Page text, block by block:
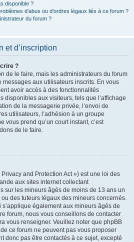
disponible ?
d’abus ou d’ordres légaux liés à ce forum ?
du forum ?
et d’inscription
?
de le faire, mais les administrateurs du forum
aux utilisateurs inscrits. En vous
avoir accès à des fonctionnalités
disponibles aux visiteurs, tels que l’affichage
de la messagerie privée, l’envoi de
utilisateurs, l’adhésion à un groupe
vous prend qu’un court instant, c’est
de le faire.
and Protection Act ») est une loi des
aux sites internet collectant
sur les mineurs âgés de moins de 13 ans un
des tuteurs légaux des mineurs concernés.
également aux mineurs âgés de
forum, nous vous conseillons de contacter
vous renseigner. Veuillez noter que phpBB
ce forum ne peuvent pas vous proposer
donc pas être contactés à ce sujet, excepté